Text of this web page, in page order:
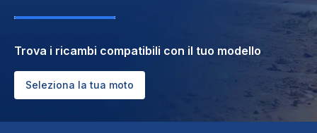
Trova i ricambi compatibili con il tuo modello
Seleziona la tua moto